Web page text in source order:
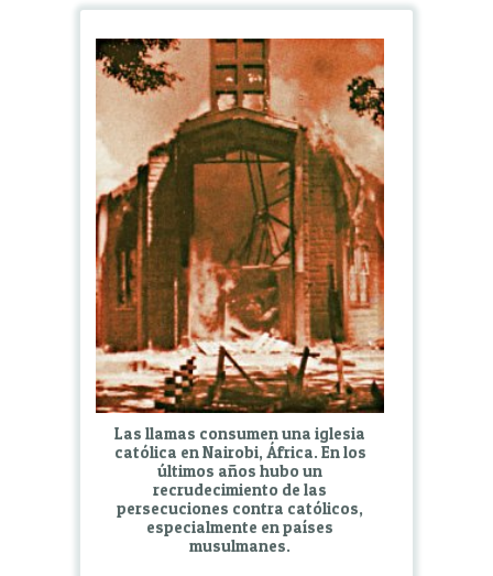
Las llamas consumen una iglesia
católica en Nairobi, África. En los
últimos años hubo un
recrudecimiento de las
persecuciones contra católicos,
especialmente en países
musulmanes.